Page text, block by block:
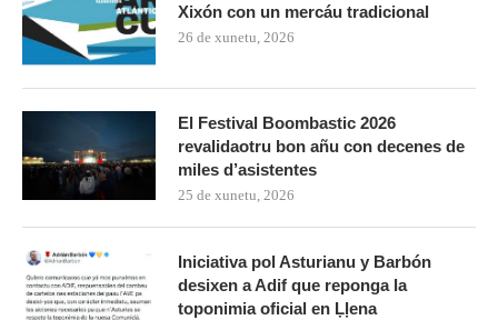
Xixón con un mercáu tradicional
26 de xunetu, 2026
El Festival Boombastic 2026
revalidaotru bon añu con decenes de
miles d’asistentes
25 de xunetu, 2026
Iniciativa pol Asturianu y Barbón
desixen a Adif que reponga la
toponimia oficial en Ḷḷena